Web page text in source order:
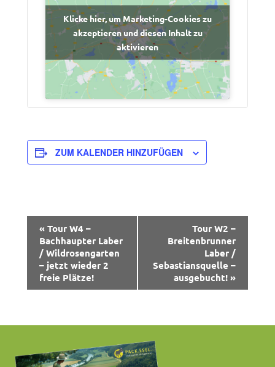
Klicke hier, um Marketing-Cookies zu
akzeptieren und diesen Inhalt zu
aktivieren
ZUM KALENDER HINZUFÜGEN
Veranstaltung-
Navigation
« Tour W4 –
Bachhaupter Laber
/ Wildrosengarten
– jetzt wieder 2
freie Plätze!
Tour W2 –
Breitenbrunner
Laber /
Sebastiansquelle –
ausgebucht! »